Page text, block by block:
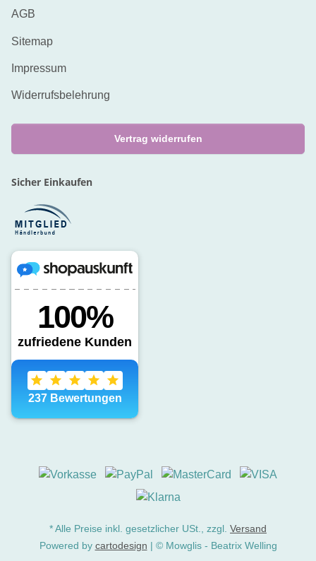
AGB
Sitemap
Impressum
Widerrufsbelehrung
Vertrag widerrufen
Sicher Einkaufen
* Alle Preise inkl. gesetzlicher USt., zzgl. Versand
Powered by cartodesign | © Mowglis - Beatrix Welling